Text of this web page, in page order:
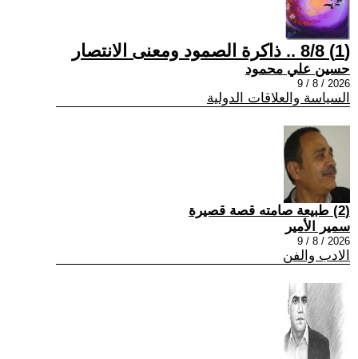
(1) 8/8 .. ذاكرة الصمود ومعنى الانتصار
حسين علي محمود
2026 / 8 / 9
السياسة والعلاقات الدولية
(2) طبيعة صامته قصة قصيرة
سمير الأمير
2026 / 8 / 9
الادب والفن